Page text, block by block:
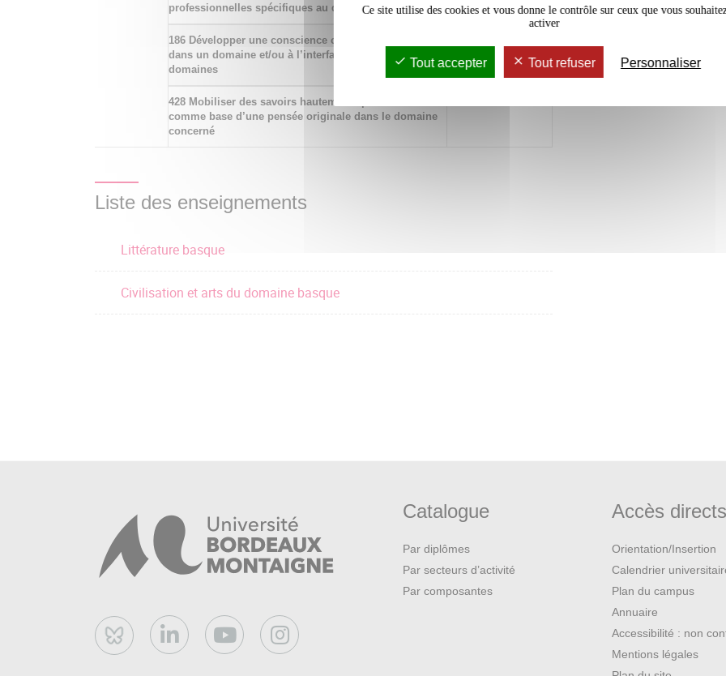
professionnelles spécifiques au domaine
186 Développer une conscience critique des savoirs
dans un domaine et/ou à l’interface de plusieurs
domaines
428 Mobiliser des savoirs hautement spécialisés
comme base d’une pensée originale dans le domaine
concerné
Liste des enseignements
Littérature basque
Civilisation et arts du domaine basque
Bluesky
Catalogue
Par diplômes
Par secteurs d’activité
Par composantes
Accès
Orientation/Insertion
Calendrier
Plan du campus
Annuaire
Accessibilité : non
Mentions légales
Ce site utilise des cookies et vous donne le contrôle sur ceux que vous
activer
Tout accepter Tout refuser Personnaliser